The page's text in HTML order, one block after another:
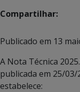
Compartilhar:
Publicado em 13
A Nota Técnica
publicada em 25/
estabelece: